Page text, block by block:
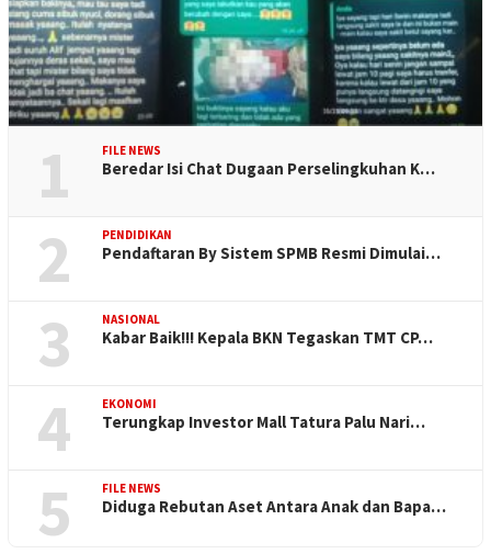
1 FILE NEWS
Beredar Isi Chat Dugaan Perselingkuhan K…
2 PENDIDIKAN
Pendaftaran By Sistem SPMB Resmi Dimulai…
3 NASIONAL
Kabar Baik!!! Kepala BKN Tegaskan TMT CP…
4 EKONOMI
Terungkap Investor Mall Tatura Palu Nari…
5 FILE NEWS
Diduga Rebutan Aset Antara Anak dan Bapa…